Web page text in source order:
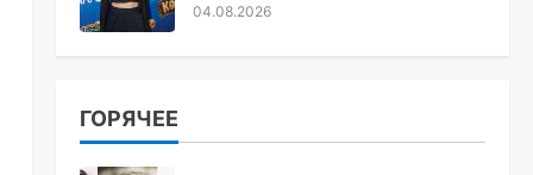
04.08.2026
ГОРЯЧЕЕ